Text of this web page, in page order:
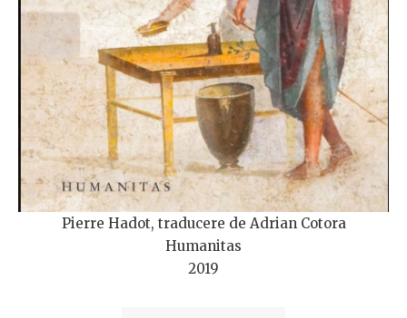
Pierre Hadot, traducere de Adrian Cotora
Humanitas
2019